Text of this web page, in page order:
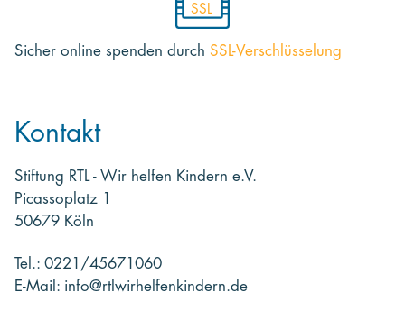
SSL
Sicher online spenden durch SSL-Verschlüsselung
Kontakt
Stiftung RTL - Wir helfen Kindern e.V.
Picassoplatz 1
50679 Köln
Tel.: 0221/45671060
E-Mail: info@rtlwirhelfenkindern.de